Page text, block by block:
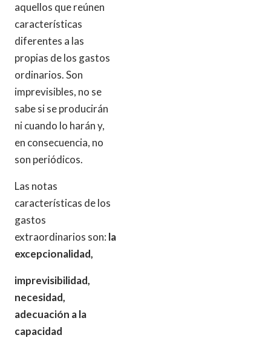
aquellos que reúnen
características
diferentes a las
propias de los gastos
ordinarios. Son
imprevisibles, no se
sabe si se producirán
ni cuando lo harán y,
en consecuencia, no
son periódicos.
Las notas
características de los
gastos
extraordinarios son: la
excepcionalidad,
imprevisibilidad,
necesidad,
adecuación a la
capacidad